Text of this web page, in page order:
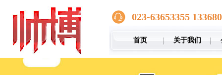
023-63653355
首页 关于我们